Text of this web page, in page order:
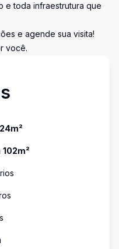
e toda infraestrutura que
e agende sua visita!
você.
m²
102m²
s
s
s